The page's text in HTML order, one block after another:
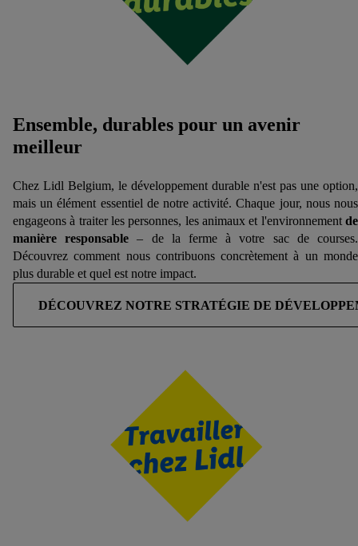
Ensemble, durables pour un avenir
meilleur
Chez Lidl Belgium, le développement durable n'est pas une option,
mais un élément essentiel de notre activité. Chaque jour, nous nous
engageons à traiter les personnes, les animaux et l'environnement de
manière responsable – de la ferme à votre sac de courses.
Découvrez comment nous contribuons concrètement à un monde
plus durable et quel est notre impact.
DÉCOUVREZ NOTRE STRATÉGIE DE